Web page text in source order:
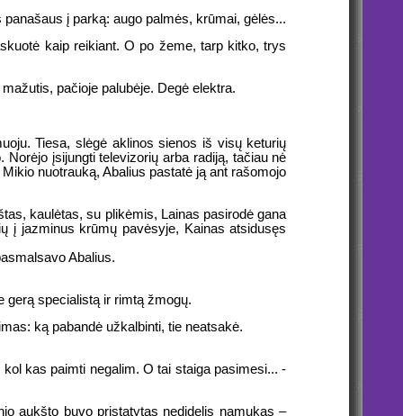
į parką: augo palmės, krūmai, gėlės...
kaip reikiant. O po žeme, tarp kitko, trys
pačioje palubėje. Degė elektra.
Tiesa, slėgė aklinos sienos iš visų keturių
įsijungti televizorių arba radiją, tačiau nė
nuotrauką, Abalius pastatė ją ant rašomojo
kaulėtas, su plikėmis, Lainas pasirodė gana
į jazminus krūmų pavėsyje, Kainas atsidusęs
Abalius.
gerą specialistą ir rimtą žmogų.
ką pabandė užkalbinti, tie neatsakė.
kas paimti negalim. O tai staiga pasimesi... -
aukšto buvo pristatytas nedidelis namukas –